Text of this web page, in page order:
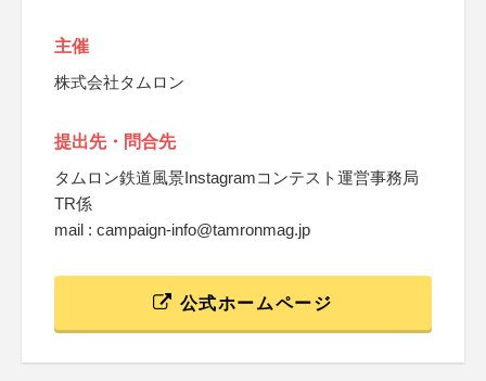
主催
株式会社タムロン
提出先・問合先
タムロン鉄道風景Instagramコンテスト運営事務局
TR係
mail : campaign-info@tamronmag.jp
公式ホームページ